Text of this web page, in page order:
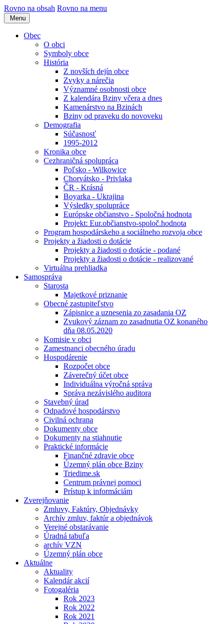
Rovno na obsah Rovno na menu
Menu
Obec
O obci
Symboly obce
História
Z novších dejín obce
Zvyky a nárečia
Významné osobnosti obce
Z kalendára Bziny včera a dnes
Kamenárstvo na Bzinách
Bziny od praveku do novoveku
Demografia
Súčasnosť
1995-2012
Kronika obce
Cezhraničná spolupráca
Poľsko - Wilkowice
Chorvátsko - Privlaka
ČR - Krásná
Boyarka - Ukrajina
Výsledky spolupráce
Európske občianstvo - Spoločná hodnota
Projekt: Eur.občianstvo-spoloč.hodnota
Program hospodárskeho a sociálneho rozvoja obce
Projekty a žiadosti o dotácie
Projekty a žiadosti o dotácie - podané
Projekty a žiadosti o dotácie - realizované
Virtuálna prehliadka
Samospráva
Starosta
Majetkové priznanie
Obecné zastupiteľstvo
Zápisnice a uznesenia zo zasadania OZ
Zvukový záznam zo zasadnutia OZ konaného
dňa 08.05.2020
Komisie v obci
Zamestnanci obecného úradu
Hospodárenie
Rozpočet obce
Záverečný účet obce
Individuálna výročná správa
Správa nezávislého auditora
Stavebný úrad
Odpadové hospodárstvo
Civilná ochrana
Dokumenty obce
Dokumenty na stiahnutie
Praktické informácie
Finančné zdravie obce
Územný plán obce Bziny
Triedime.sk
Centrum právnej pomoci
Prístup k informáciám
Zverejňovanie
Zmluvy, Faktúry, Objednávky
Archív zmluv, faktúr a objednávok
Verejné obstarávanie
Úradná tabuľa
archív VZN
Územný plán obce
Aktuálne
Aktuality
Kalendár akcií
Fotogaléria
Rok 2023
Rok 2022
Rok 2021